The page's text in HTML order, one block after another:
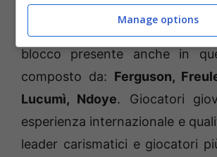
Zirkzee e Saelemaekers(si
che sta facendo vedere a
blocco presente anche in
composto da: Ferguson,
Lucumì, Ndoye. Giocatori
esperienza internazionale e
leader carismatici e giocatori
Manage options